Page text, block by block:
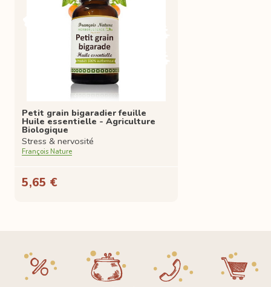
Petit grain bigaradier feuille
Huile essentielle - Agriculture
Biologique
Stress & nervosité
François Nature
5,65 €